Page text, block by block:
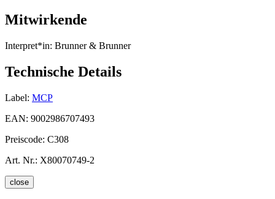
Mitwirkende
Interpret*in: Brunner & Brunner
Technische Details
Label: MCP
EAN: 9002986707493
Preiscode: C308
Art. Nr.: X80070749-2
close